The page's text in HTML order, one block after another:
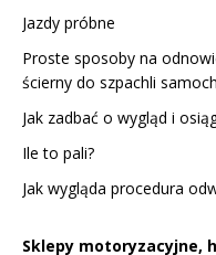
Jazdy próbne
Proste sposoby na
ścierny do szpachli
Jak zadbać o wygląd i
Ile to pali?
Jak wygląda procedura
Sklepy motoryzacyjne,